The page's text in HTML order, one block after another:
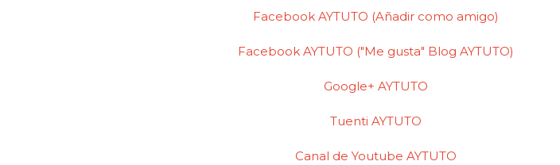
Facebook AYTUTO (Añadir como amigo)
Facebook AYTUTO ("Me gusta" Blog AYTUTO)
Google+ AYTUTO
Tuenti AYTUTO
Canal de Youtube AYTUTO